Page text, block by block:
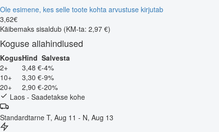
Ole esimene, kes selle toote kohta arvustuse kirjutab
3,62€
Käibemaks sisaldub (KM-ta: 2,97 €)
Koguse allahindlused
KogusHind Salvesta
2+
3,48 €-4%
10+
3,30 €-9%
20+
2,90 €-20%
Laos - Saadetakse kohe
Standardtarne T, Aug 11 - N, Aug 13